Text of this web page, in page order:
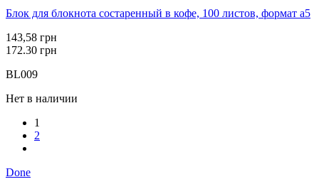
Блок для блокнота состаренный в кофе, 100 листов, формат а5
143,58 грн
172.30 грн
BL009
Нет в наличии
1
2
Done